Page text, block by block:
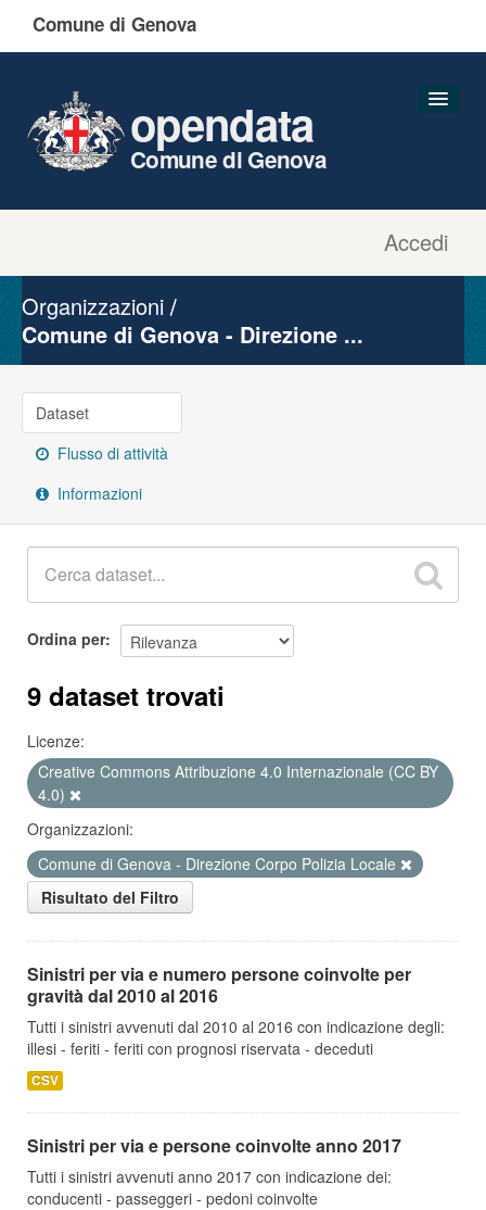
Comune di Genova
Accedi
opendata
Comune di Genova
Gruppi
Organizzazioni
Comune di Genova - Direzione ...
Dataset
Flusso di attività
Informazioni
Ordina per
9 dataset trovati
Licenze:
Creative Commons Attribuzione 4.0 Internazionale (CC BY
4.0)
Organizzazioni:
Comune di Genova - Direzione Corpo Polizia Locale
Risultato del Filtro
Sinistri per via e numero persone coinvolte per
gravità dal 2010 al 2016
Tutti i sinistri avvenuti dal 2010 al 2016 con indicazione degli:
illesi - feriti - feriti con prognosi riservata - deceduti
CSV
Sinistri per via e persone coinvolte anno 2017
Tutti i sinistri avvenuti anno 2017 con indicazione dei:
conducenti - passeggeri - pedoni coinvolte